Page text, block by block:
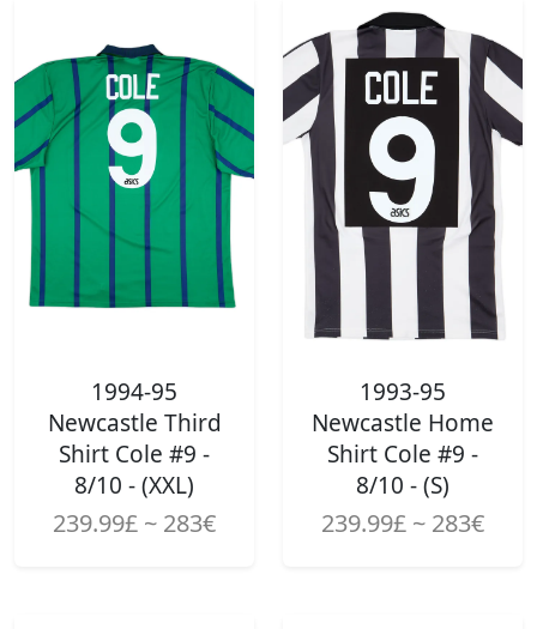
1994-95
Newcastle Third
Shirt Cole #9 -
8/10 - (XXL)
239.99£ ~ 283€
1993-95
Newcastle Home
Shirt Cole #9 -
8/10 - (S)
239.99£ ~ 283€